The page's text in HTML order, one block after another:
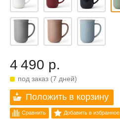
4 490 р.
под заказ (7 дней)
Положить в корзину
Сравнить Добавить в избранное